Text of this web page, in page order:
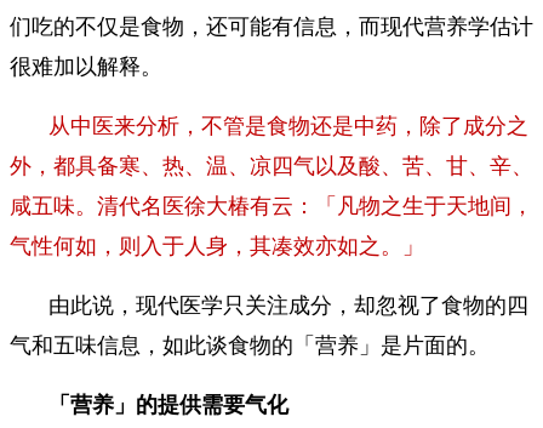
们吃的不仅是食物，还可能有信息，而现代营养学估计
很难加以解释。
从中医来分析，不管是食物还是中药，除了成分之
外，都具备寒、热、温、凉四气以及酸、苦、甘、辛、
咸五味。清代名医徐大椿有云：「凡物之生于天地间，
气性何如，则入于人身，其凑效亦如之。」
由此说，现代医学只关注成分，却忽视了食物的四
气和五味信息，如此谈食物的「营养」是片面的。
「营养」的提供需要气化